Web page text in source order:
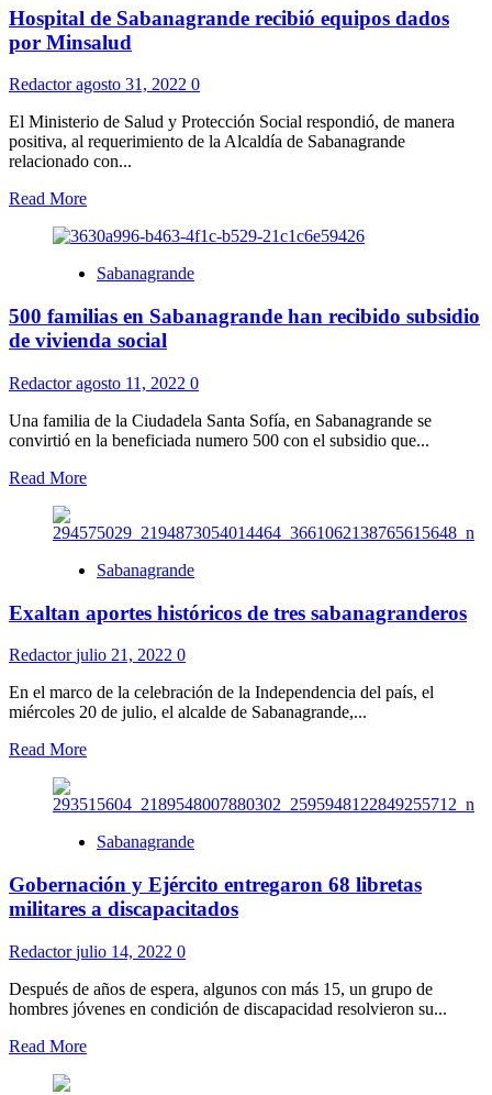
Hospital de Sabanagrande recibió equipos dados
por Minsalud
Redactoragosto 31, 2022 0
El Ministerio de Salud y Protección Social respondió, de manera
positiva, al requerimiento de la Alcaldía de Sabanagrande
relacionado con...
Read More
Sabanagrande
500 familias en Sabanagrande han recibido subsidio
de vivienda social
Redactoragosto 11, 2022 0
Una familia de la Ciudadela Santa Sofía, en Sabanagrande se
convirtió en la beneficiada numero 500 con el subsidio que...
Read More
Sabanagrande
Exaltan aportes históricos de tres sabanagranderos
Redactorjulio 21, 2022 0
En el marco de la celebración de la Independencia del país, el
miércoles 20 de julio, el alcalde de Sabanagrande,...
Read More
Sabanagrande
Gobernación y Ejército entregaron 68 libretas
militares a discapacitados
Redactorjulio 14, 2022 0
Después de años de espera, algunos con más 15, un grupo de
hombres jóvenes en condición de discapacidad resolvieron su...
Read More